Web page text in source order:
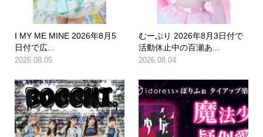
I MY ME MINE 2026年8月5
日付で広...
2026.08.05
むーぷり 2026年8月3日付で
活動休止中の百瀬あ...
2026.08.04